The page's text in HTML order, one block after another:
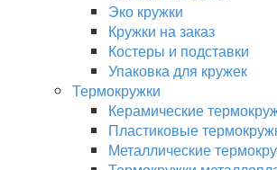
Эко кружки
Кружки на заказ
Костеры и подставки
Упаковка для кружек
Термокружки
Керамические
Пластиковые
Металлические